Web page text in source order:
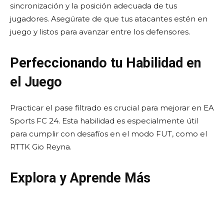
sincronización y la posición adecuada de tus
jugadores. Asegúrate de que tus atacantes estén en
juego y listos para avanzar entre los defensores.
Perfeccionando tu Habilidad en
el Juego
Practicar el pase filtrado es crucial para mejorar en EA
Sports FC 24. Esta habilidad es especialmente útil
para cumplir con desafíos en el modo FUT, como el
RTTK Gio Reyna.
Explora y Aprende Más